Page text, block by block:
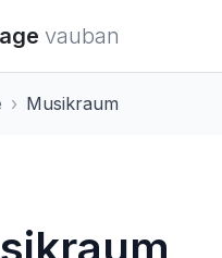
vauban
Musikraum